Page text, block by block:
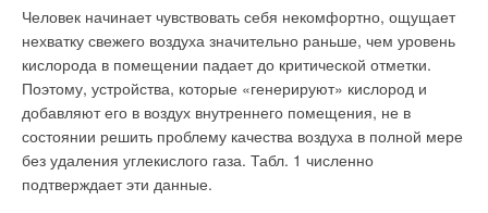
Человек начинает чувствовать себя некомфортно, ощущает
нехватку свежего воздуха значительно раньше, чем уровень
кислорода в помещении падает до критической отметки.
Поэтому, устройства, которые «генерируют» кислород и
добавляют его в воздух внутреннего помещения, не в
состоянии решить проблему качества воздуха в полной мере
без удаления углекислого газа. Табл. 1 численно
подтверждает эти данные.
пластмассовыми технологическими заглушками, которые
после установки радиатора необходимо заменить стальными
заглушками и воздухоотводчиком.
В процессе создания радиаторов Demrad®используются
стальные штампованные листы холоднокатаной стали,
которые полностью соответствует требованиям стандарта
EN 442-1 и BS 1449, их качество подтверждается
детекторов к системам вентиляции и кондиционирования. В
документе обсуждаются возможные ситуации сбоя в
показаниях, если детектор устанавливается на пути
воздушных потоков.
Тестовое заполнение помещения дымом позволяет
определить направление перемещения микрочастиц, что
необходимо для последующего верного расположения